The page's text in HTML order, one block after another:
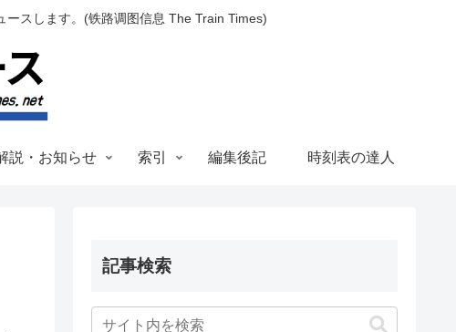
スします。(铁路调图信息 The Train Times)
説・お知らせ 索引 編集後記 時刻表の達人
記事検索